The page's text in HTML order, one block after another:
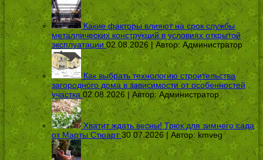
Какие факторы влияют на срок службы
металлических конструкций в условиях открытой
эксплуатации 02.08.2026 | Автор: Администратор
Как выбрать технологию строительства
загородного дома в зависимости от особенностей
участка 02.08.2026 | Автор:Администратор
Хватит ждать весны! Трюк для зимнего сада
от Марты Стюарт 30.07.2026 | Автор:kmveg